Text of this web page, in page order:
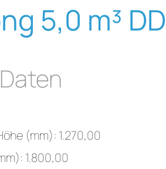
5,0 m³ DD
(mm): 1.270,00
1.800,00